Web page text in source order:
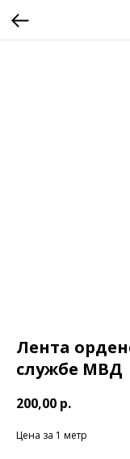
Лента
службе МВД
200,00 р.
Цена за 1 метр